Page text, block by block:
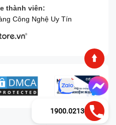
thành viên:
Công Nghệ Uy Tín
1900.0213